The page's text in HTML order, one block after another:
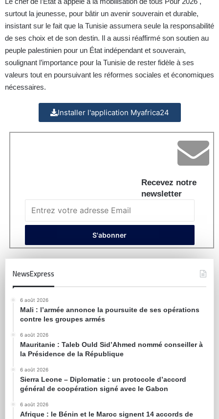
surtout la jeunesse, pour bâtir un avenir souverain et durable,
insistant sur le fait que la Tunisie assumera seule la responsabilité
de ses choix et de son destin. Il a aussi réaffirmé son soutien au
peuple palestinien pour un État indépendant et souverain,
soulignant l’importance pour la Tunisie de rester fidèle à ses
valeurs tout en poursuivant les réformes sociales et économiques
nécessaires.
Installer l'application Myafrica24
Recevez notre
newsletter
NewsExpress
6 août 2026
Mali : l’armée annonce la poursuite de ses opérations
contre les groupes armés
6 août 2026
Mauritanie : Taleb Ould Sid’Ahmed nommé conseiller à
la Présidence de la République
6 août 2026
Sierra Leone – Diplomatie : un protocole d’accord
général de coopération signé avec le Gabon
6 août 2026
Afrique : le Bénin et le Maroc signent 14 accords de